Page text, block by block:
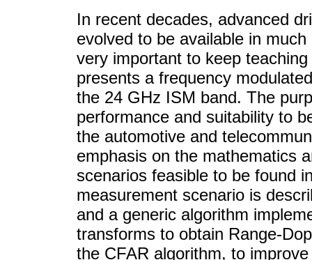
In recent decades, advanced
evolved to be available in
very important to keep
presents a frequency
the 24 GHz ISM band. The
performance and suitability to
the automotive and
emphasis on the mathematics
scenarios feasible to be found
measurement scenario is
and a generic algorithm
transforms to obtain Range-
the CFAR algorithm, to